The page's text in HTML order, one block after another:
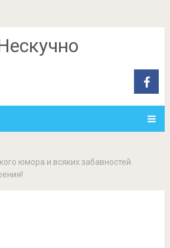
юмора и всяких забавностей.